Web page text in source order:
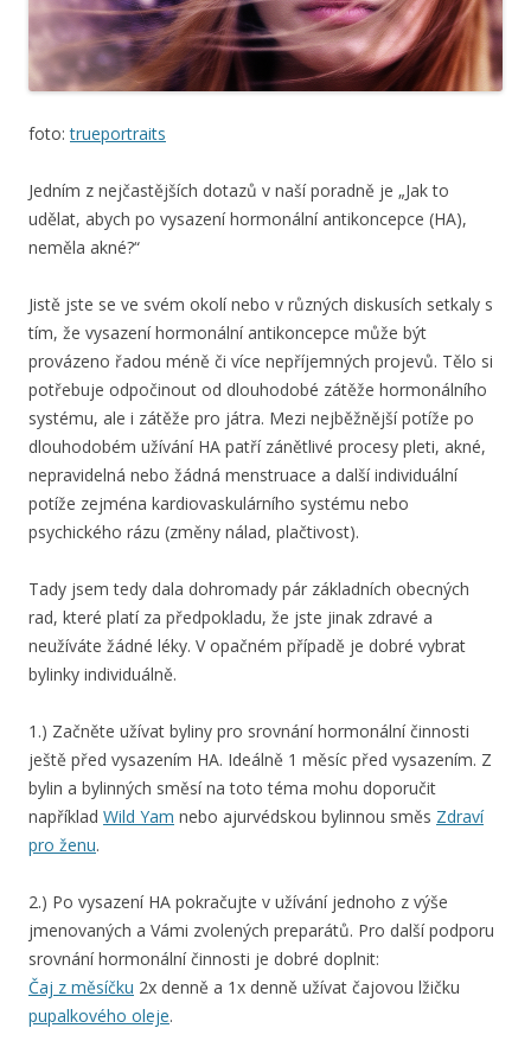
foto:trueportraits
Jedním z nejčastějších dotazů v naší poradně je „Jak to
udělat, abych po vysazení hormonální antikoncepce (HA),
neměla akné?“
Jistě jste se ve svém okolí nebo v různých diskusích setkaly s
tím, že vysazení hormonální antikoncepce může být
provázeno řadou méně či více nepříjemných projevů. Tělo si
potřebuje odpočinout od dlouhodobé zátěže hormonálního
systému, ale i zátěže pro játra. Mezi nejběžnější potíže po
dlouhodobém užívání HA patří zánětlivé procesy pleti, akné,
nepravidelná nebo žádná menstruace a další individuální
potíže zejména kardiovaskulárního systému nebo
psychického rázu (změny nálad, plačtivost).
Tady jsem tedy dala dohromady pár základních obecných
rad, které platí za předpokladu, že jste jinak zdravé a
neužíváte žádné léky. V opačném případě je dobré vybrat
bylinky individuálně.
1.) Začněte užívat byliny pro srovnání hormonální činnosti
ještě před vysazením HA. Ideálně 1 měsíc před vysazením. Z
bylin a bylinných směsí na toto téma mohu doporučit
například Wild Yam nebo ajurvédskou bylinnou směs Zdraví
pro ženu.
2.) Po vysazení HA pokračujte v užívání jednoho z výše
jmenovaných a Vámi zvolených preparátů. Pro další podporu
srovnání hormonální činnosti je dobré doplnit:
Čaj z měsíčku 2x denně a 1x denně užívat čajovou lžičku
pupalkového oleje.